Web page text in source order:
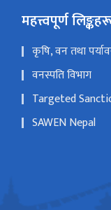
महत्त्वपूर्ण
कृषि, वन तथा
वनस्पति विभाग
Targeted
SAWEN Nepal